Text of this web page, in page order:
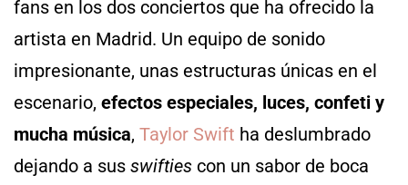
fans en los dos conciertos que ha ofrecido la
artista en Madrid. Un equipo de sonido
impresionante, unas estructuras únicas en el
escenario, efectos especiales, luces, confeti y
mucha música, Taylor Swift ha deslumbrado
dejando a sus swifties con un sabor de boca